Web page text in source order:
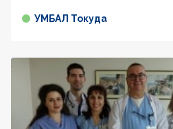
УМБАЛ Токуда